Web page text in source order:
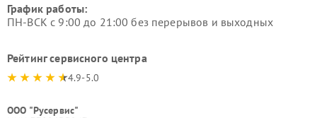
График работы:
ПН-ВСК с 9:00 до 21:00 без перерывов и выходных
Рейтинг сервисного центра
4.9-5.0
ООО "Русервис"